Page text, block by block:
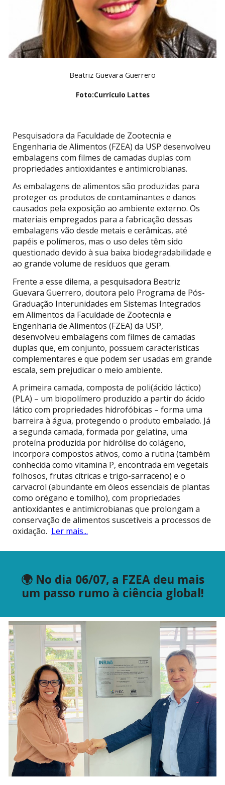
Beatriz Guevara Guerrero
Foto:Currículo Lattes
Pesquisadora da Faculdade de Zootecnia e
Engenharia de Alimentos (FZEA) da USP desenvolveu
embalagens com filmes de camadas duplas com
propriedades antioxidantes e antimicrobianas.
As embalagens de alimentos são produzidas para
proteger os produtos de contaminantes e danos
causados pela exposição ao ambiente externo. Os
materiais empregados para a fabricação dessas
embalagens vão desde metais e cerâmicas, até
papéis e polímeros, mas o uso deles têm sido
questionado devido à sua baixa biodegradabilidade e
ao grande volume de resíduos que geram.
Frente a esse dilema, a pesquisadora Beatriz
Guevara Guerrero, doutora pelo Programa de Pós-
Graduação Interunidades em Sistemas Integrados
em Alimentos da Faculdade de Zootecnia e
Engenharia de Alimentos (FZEA) da USP,
desenvolveu embalagens com filmes de camadas
duplas que, em conjunto, possuem características
complementares e que podem ser usadas em grande
escala, sem prejudicar o meio ambiente.
A primeira camada, composta de poli(ácido láctico)
(PLA) – um biopolímero produzido a partir do ácido
lático com propriedades hidrofóbicas – forma uma
barreira à água, protegendo o produto embalado. Já
a segunda camada, formada por gelatina, uma
proteína produzida por hidrólise do colágeno,
incorpora compostos ativos, como a rutina (também
conhecida como vitamina P, encontrada em vegetais
folhosos, frutas cítricas e trigo-sarraceno) e o
carvacrol (abundante em óleos essenciais de plantas
como orégano e tomilho), com propriedades
antioxidantes e antimicrobianas que prolongam a
conservação de alimentos suscetíveis a processos de
oxidação. Ler mais...
🌍 No dia 06/07, a FZEA deu mais
um passo rumo à ciência global!